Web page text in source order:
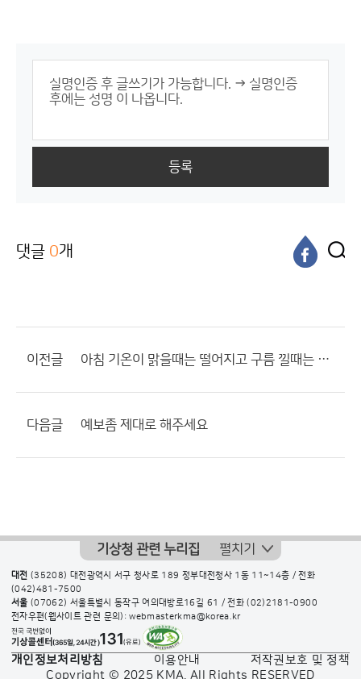
등록
댓글 0개
이전글 아침 기온이 맑을때는 떨어지고 구름 낄때는 높은 이유 뭘까요???
다음글 예보좀 제대로 해주세요
기상청 관련 누리집 펼치기
대전 (35208) 대전광역시 서구 청사로 189 정부대전청사 1동 11~14층 / 전화
(042)481-7500
서울 (07062) 서울특별시 동작구 여의대방로16길 61 / 전화(02)2181-0900
전자우편(웹사이트 관련 문의): webmasterkma@korea.kr
개인정보처리방침 이용안내
저작권보호 및 정책
Copyright © 2025 KMA. All Rights RESERVED